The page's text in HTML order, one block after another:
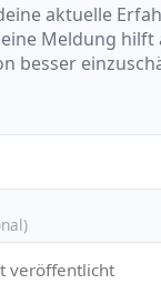
aktuelle
Meldung hilft
besser